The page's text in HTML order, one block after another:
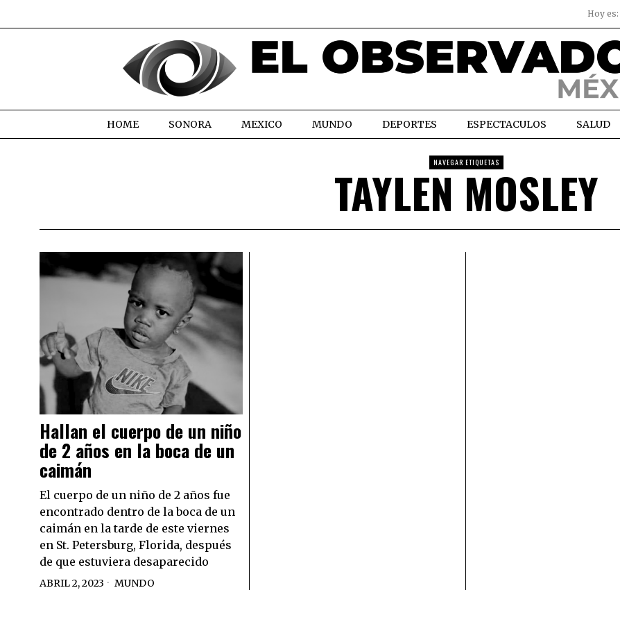
Hoy es:
HOME SONORA MEXICO MUNDO DEPORTES ESPECTACULOS SALUD
NAVEGAR ETIQUETAS
TAYLEN MOSLEY
Hallan el cuerpo de un niño
de 2 años en la boca de un
caimán
El cuerpo de un niño de 2 años fue
encontrado dentro de la boca de un
caimán en la tarde de este viernes
en St. Petersburg, Florida, después
de que estuviera desaparecido
ABRIL 2, 2023 MUNDO